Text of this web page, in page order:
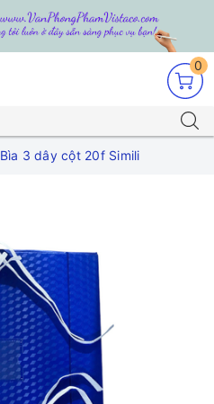
0
Bìa 3 dây cột 20f Simili